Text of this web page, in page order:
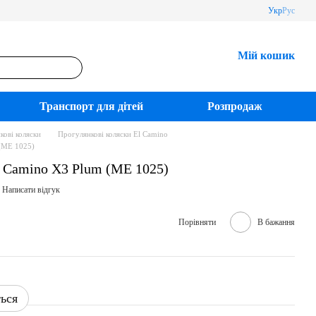
УкрРус
Мій кошик
Транспорт для дітей Розпродаж
коляски
Прогулянкові коляски El Camino
1025)
Camino X3 Plum (ME 1025)
Написати відгук
Порівняти В бажання